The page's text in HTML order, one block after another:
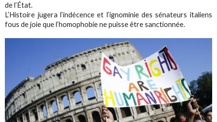
de l’État.
L’Histoire jugera l’indécence et l’ignominie des sénateurs italiens
fous de joie que l’homophobie ne puisse être sanctionnée.